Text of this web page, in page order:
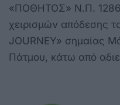
«ΠΟΘΗΤΟΣ» Ν.Π.
χειρισμών απόδεσης
JOURNEY» σημαίας
Πάτμου, κάτω από